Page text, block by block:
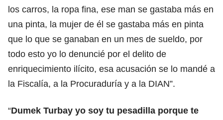
los carros, la ropa fina, ese man se gastaba más en
una pinta, la mujer de él se gastaba más en pinta
que lo que se ganaban en un mes de sueldo, por
todo esto yo lo denuncié por el delito de
enriquecimiento ilícito, esa acusación se lo mandé a
la Fiscalía, a la Procuraduría y a la DIAN”.
“Dumek Turbay yo soy tu pesadilla porque te